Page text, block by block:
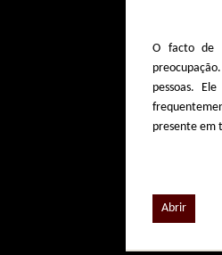
O facto de
pessoas.
presente em
Abrir